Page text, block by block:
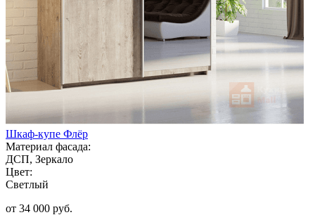
Шкаф-купе Флёр
Материал фасада:
ДСП, Зеркало
Цвет:
Светлый
от 34 000 руб.